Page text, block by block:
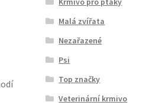
Malá zvířata
Nezařazené
Psi
Top značky
Veterinární krmivo